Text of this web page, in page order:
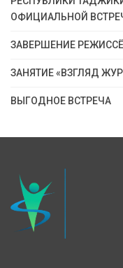
ОФИЦИАЛЬНОЙ
ЗАВЕРШЕНИЕ
ЗАНЯТИЕ «ВЗГЛЯД
ВЫГОДНОЕ ВСТРЕЧА